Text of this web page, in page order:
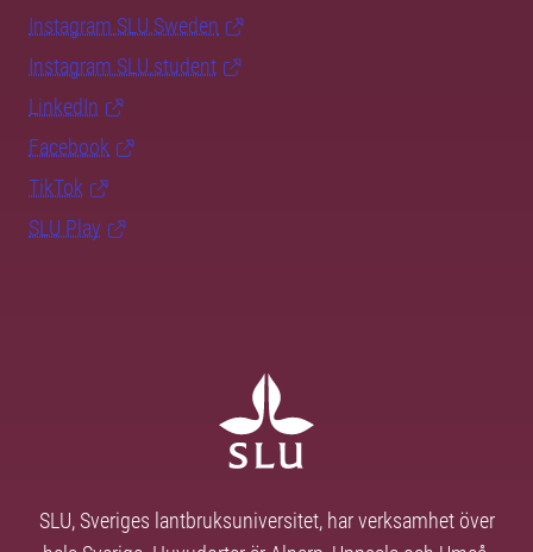
Instagram SLU.Sweden
Instagram SLU.student
LinkedIn
Facebook
TikTok
SLU Play
SLU, Sveriges lantbruksuniversitet, har verksamhet över